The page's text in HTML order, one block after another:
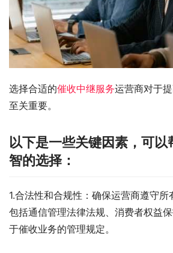
选择合适的催收中继服务运营商对于
至关重要。
以下是一些关键因素，可以
智的选择：
1.合法性和合规性：确保运营商遵守所
包括通信管理法律法规、消费者权益
于催收业务的管理规定。